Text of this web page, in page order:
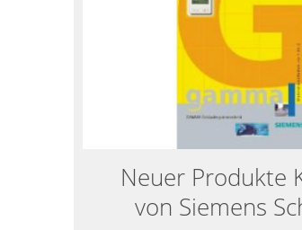
Neuer Produkte
von Siemens